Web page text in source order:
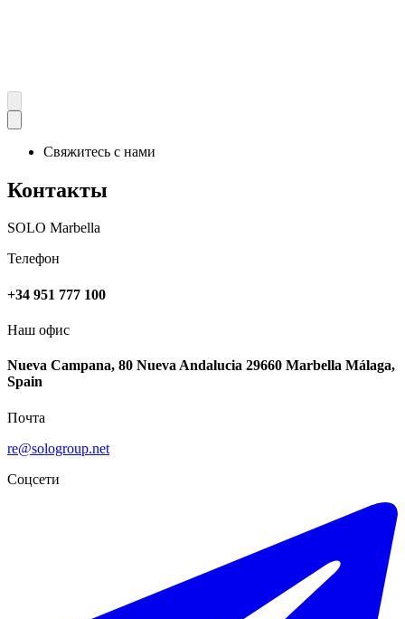
Свяжитесь с нами
Контакты
SOLO Marbella
Телефон
+34 951 777 100
Наш офис
Nueva Campana, 80 Nueva Andalucia 29660 Marbella Málaga,
Spain
Почта
re@sologroup.net
Соцсети